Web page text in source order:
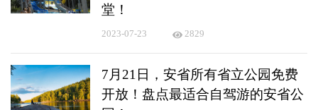
堂！
2023-07-23 2829
7月21日，安省所有省立公园免费
开放！盘点最适合自驾游的安省公